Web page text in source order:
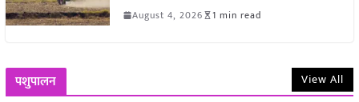
August 4, 2026 1 min read
पशुपालन View All